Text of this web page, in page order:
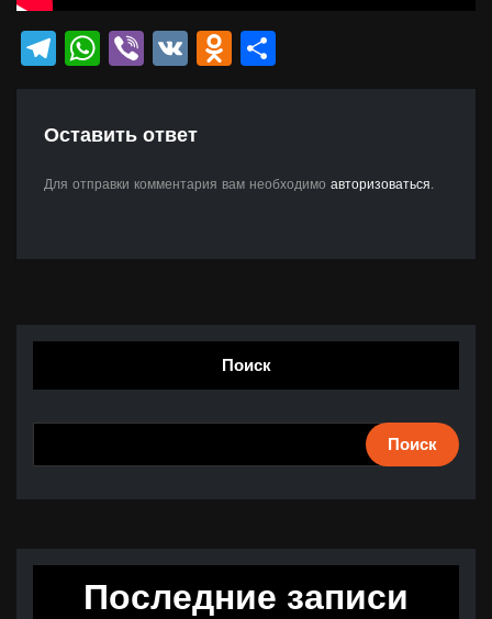
Telegram
WhatsApp
Viber
VK Odnoklassniki
Оставить ответ
Для отправки комментария вам необходимо авторизоваться.
Поиск
Поиск
Последние записи